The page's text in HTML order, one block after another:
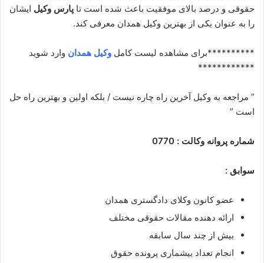
حقوقی و درصد بالای موفقیت باعث شده است تا پارس وکیل ایشان
را به عنوان یکی از بهترین وکیل همدان معرفی کند.
**********برای مشاهده لیست کامل وکیل همدان وارد شوید
************
” مراجعه به وکیل آخرین راه چاره نیست / بلکه اولین و بهترین راه حل
است ”
شماره پروانه وکالت : 0770
سوابق :
عضو کانون وکلای دادگستری همدان
ارائه دهنده مقالات حقوقی مختلف
بیش از چند سال سابقه
انجام تعداد بیشماری پرونده حقوق